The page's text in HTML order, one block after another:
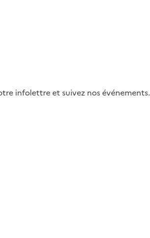
infolettre et suivez nos événements.